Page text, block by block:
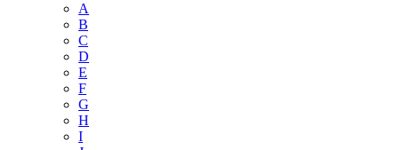
A
B
C
D
E
F
G
H
I